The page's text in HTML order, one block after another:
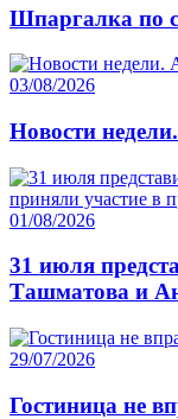
Шпаргалка по
03/08/2026
Новости недели.
01/08/2026
31 июля
Ташматова и
29/07/2026
Гостиница не